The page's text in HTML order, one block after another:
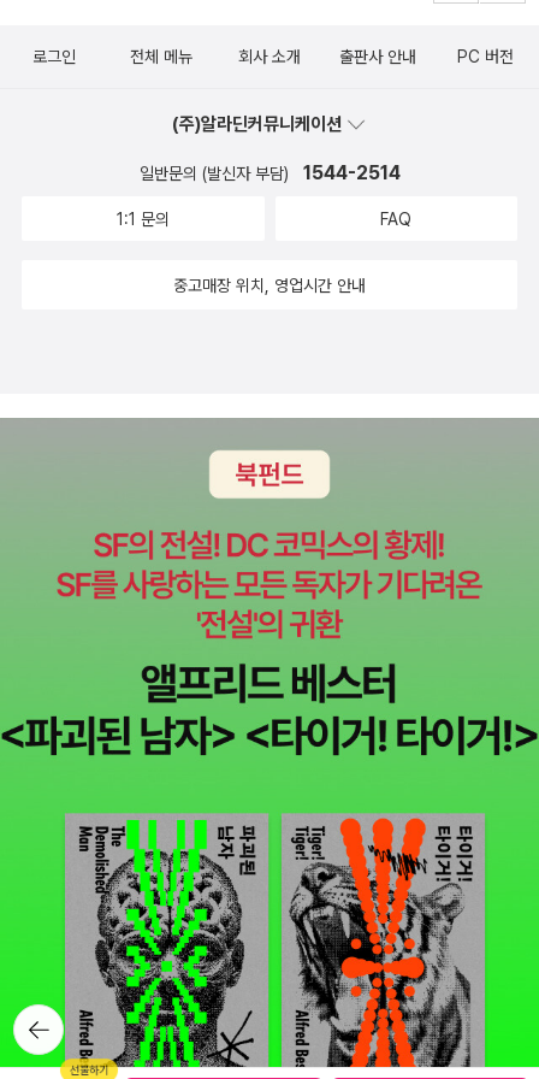
뒤로가
기
로그인 전체 메뉴 회사 소개 출판사 안내 PC 버전
(주)알라딘커뮤니케이션
일반문의 (발신자 부담) 1544-2514
1:1 문의 FAQ
중고매장 위치, 영업시간 안내